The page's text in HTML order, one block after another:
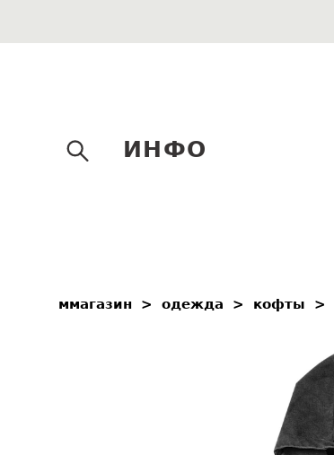
ИНФО
ммагазин > одежда > кофты >